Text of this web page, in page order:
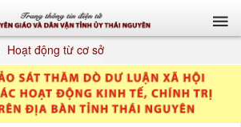
Hoạt động từ cơ sở